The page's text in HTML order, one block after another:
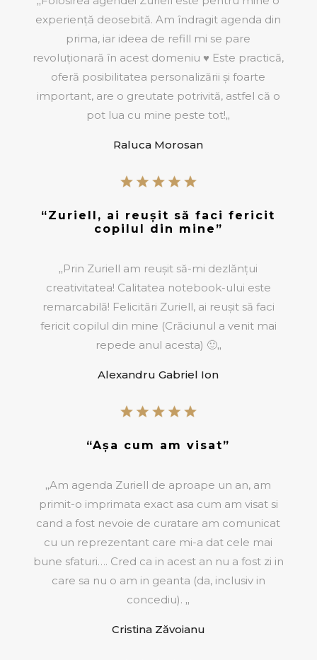
experiență deosebită. Am îndragit agenda din
prima, iar ideea de refill mi se pare
revoluționară în acest domeniu ♥ Este practică,
oferă posibilitatea personalizării și foarte
important, are o greutate potrivită, astfel că o
pot lua cu mine peste tot!„
Raluca Morosan
“Zuriell, ai reușit să faci fericit
copilul din mine”
„Prin Zuriell am reușit să-mi dezlănțui
creativitatea! Calitatea notebook-ului este
remarcabilă! Felicitări Zuriell, ai reușit să faci
fericit copilul din mine (Crăciunul a venit mai
repede anul acesta) 🙂„
Alexandru Gabriel Ion
“Așa cum am visat”
„Am agenda Zuriell de aproape un an, am
primit-o imprimata exact asa cum am visat si
cand a fost nevoie de curatare am comunicat
cu un reprezentant care mi-a dat cele mai
bune sfaturi…. Cred ca in acest an nu a fost zi in
care sa nu o am in geanta (da, inclusiv in
concediu). „
Cristina Zăvoianu